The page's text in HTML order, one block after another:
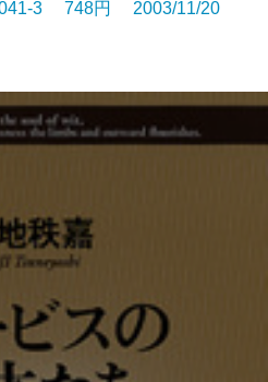
3 748円 2003/11/20